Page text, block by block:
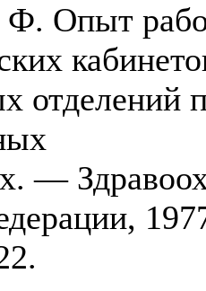
Ф. Опыт
отделений
—